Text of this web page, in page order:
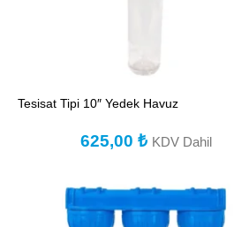
Tesisat Tipi 10″ Yedek Havuz
625,00 ₺ KDV Dahil